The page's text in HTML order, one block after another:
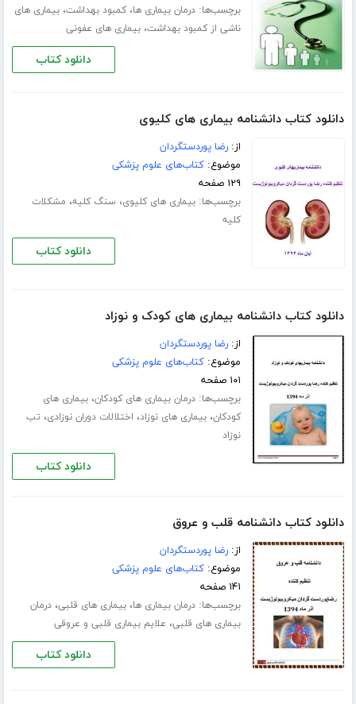
برچسب‌ها:درمان بیماری ها،کمبود بهداشت،بیماری های
ناشی از کمبود بهداشت،بیماری های عفونی
دانلود کتاب
دانلود کتاب دانشنامه بیماری های کلیوی
از:رضا پوردستگردان
موضوع:کتاب‌های علوم پزشکی
۱۲۹ صفحه
برچسب‌ها:بیماری های کلیوی، سنگ کلیه، مشکلات
کلیه
دانلود کتاب
دانلود کتاب دانشنامه بیماری های کودک و نوزاد
از:رضا پوردستگردان
موضوع:کتاب‌های علوم پزشکی
۱۰۱ صفحه
برچسب‌ها:درمان بیماری های کودکان،بیماری های
کودکان،بیماری های نوزاد، اختلالات دوران نوزادی، تب
نوزاد
دانلود کتاب
دانلود کتاب دانشنامه قلب و عروق
از:رضا پوردستگردان
موضوع:کتاب‌های علوم پزشکی
۱۴۱ صفحه
برچسب‌ها:درمان بیماری ها،بیماری های قلبی،درمان
بیماری های قلبی، علایم بیماری قلبی و عروقی
دانلود کتاب